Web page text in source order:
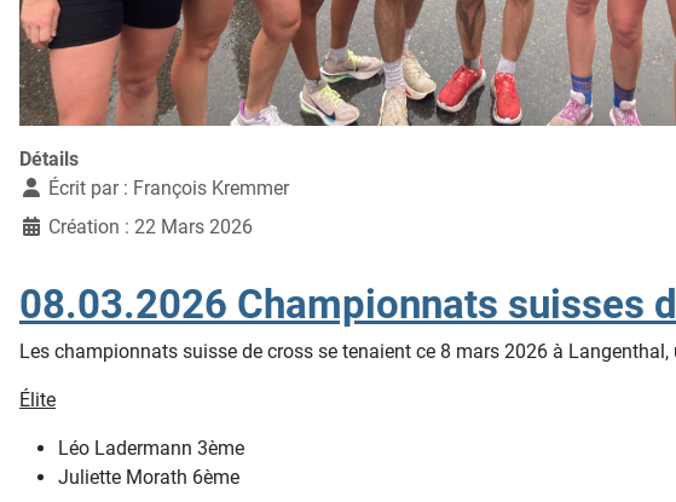
Détails
Écrit par : François Kremmer
Création : 22 Mars 2026
08.03.2026 Championnats suisses
Les championnats suisse de cross se tenaient ce 8 mars 2026 à
Élite
Léo Ladermann 3ème
Juliette Morath 6ème